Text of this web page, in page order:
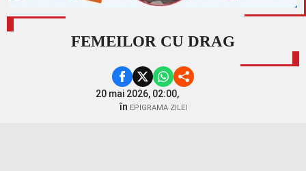
FEMEILOR CU DRAG
20 mai 2026, 02:00,
în EPIGRAMA ZILEI